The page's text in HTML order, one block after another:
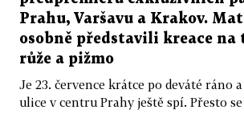
Prahu, Varšavu a Krakov.
osobně představili kreace na
růže a pižmo
Je 23. července krátce po deváté ráno
ulice v centru Prahy ještě spí. Přesto